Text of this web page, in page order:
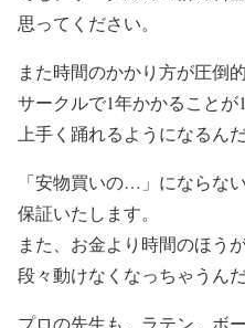
思ってください。
また時間のかかり方が圧倒
サークルで1年かかること
上手く踊れるようになるんだ
「安物買いの…」にならな
保証いたします。
また、お金より時間のほう
段々動けなくなっちゃうん
プロの先生も、ラテン、ボ